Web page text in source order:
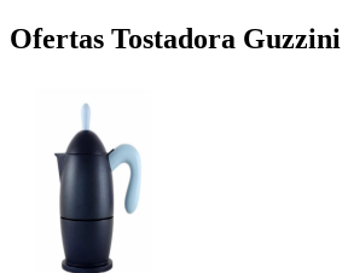
Ofertas Tostadora